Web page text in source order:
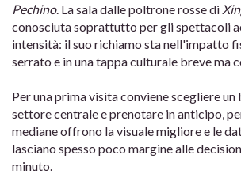
Pechino. La sala dalle poltrone rosse di
conosciuta soprattutto per gli spettacoli
intensità: il suo richiamo sta nell'impatto
serrato e in una tappa culturale breve ma
Per una prima visita conviene scegliere
settore centrale e prenotare in anticipo,
mediane offrono la visuale migliore e le
lasciano spesso poco margine alle
minuto.